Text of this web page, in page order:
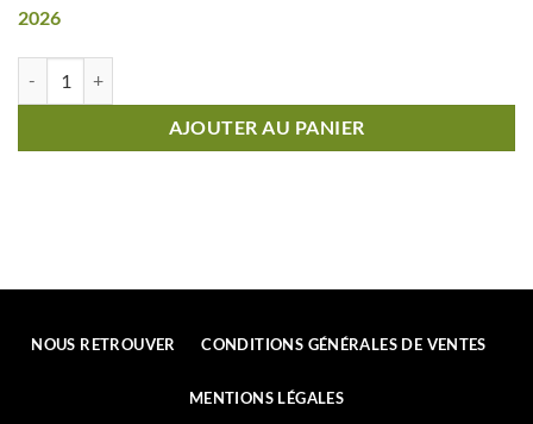
2026
AJOUTER AU PANIER
NOUS RETROUVER CONDITIONS GÉNÉRALES DE VENTES
MENTIONS LÉGALES